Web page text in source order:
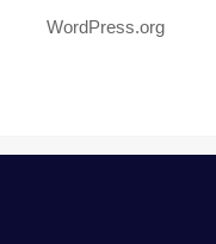
WordPress.org